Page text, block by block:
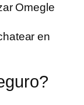
Omegle
en